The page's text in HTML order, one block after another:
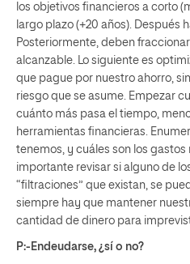
los objetivos financieros a corto
largo plazo (+20 años). Después
Posteriormente, deben
alcanzable. Lo siguiente es
que pague por nuestro ahorro,
riesgo que se asume. Empezar
cuánto más pasa el tiempo,
herramientas financieras.
tenemos, y cuáles son los gastos
importante revisar si alguno de
“filtraciones” que existan, se
siempre hay que mantener
cantidad de dinero para
P:-Endeudarse, ¿sí o no?